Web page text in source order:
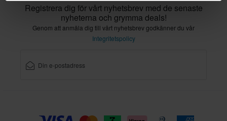
Registrera dig för vårt nyhetsbrev med de senaste
nyheterna och grymma deals!
Genom att anmäla dig till vårt nyhetsbrev godkänner du vår
Integritetspolicy